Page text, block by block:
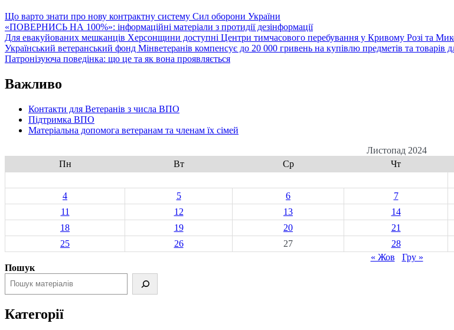
Що варто знати про нову контрактну систему Сил оборони України
«ПОВЕРНИСЬ НА 100%»: інформаційні матеріали з протидії дезінформації
Для евакуйованих мешканців Херсонщини доступні Центри тимчасового перебування у Кривому Розі та
Український ветеранський фонд Мінветеранів компенсує до 20 000 гривень на купівлю предметів та товарів
Патронізуюча поведінка: що це та як вона проявляється
Важливо
Контакти для Ветеранів з числа ВПО
Підтримка ВПО
Матеріальна допомога ветеранам та членам їх сімей
Листопад 2024
Пн
Вт Ср Чт
4
5 6 7
11
12 13 14
18
19 20 21
25
26 27 28
« Жов
Гру »
Пошук
Категорії